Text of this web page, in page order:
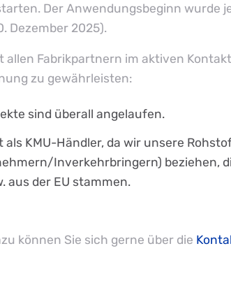
Der Anwendungsbeginn wurde
Dezember 2025).
allen Fabrikpartnern im aktiven
zu gewährleisten:
sind überall angelaufen.
als KMU-Händler, da wir unsere
Inverkehrbringern) beziehen,
aus der EU stammen.
können Sie sich gerne über die